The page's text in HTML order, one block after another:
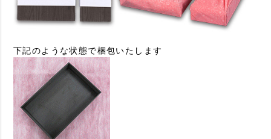
下記のような状態で梱包いたします